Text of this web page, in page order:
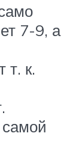
7-9, а
т. к.